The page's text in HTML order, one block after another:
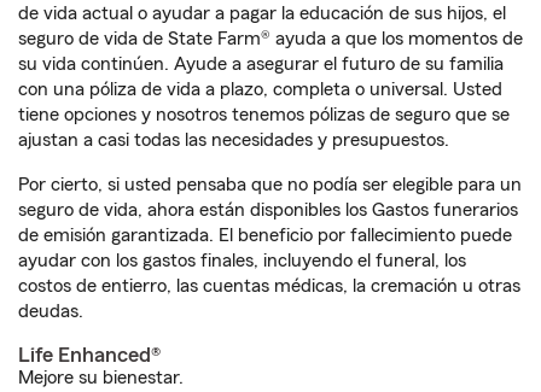
de vida actual o ayudar a pagar la educación de sus hijos, el
seguro de vida de State Farm® ayuda a que los momentos de
su vida continúen. Ayude a asegurar el futuro de su familia
con una póliza de vida a plazo, completa o universal. Usted
tiene opciones y nosotros tenemos pólizas de seguro que se
ajustan a casi todas las necesidades y presupuestos.
Por cierto, si usted pensaba que no podía ser elegible para un
seguro de vida, ahora están disponibles los Gastos funerarios
de emisión garantizada. El beneficio por fallecimiento puede
ayudar con los gastos finales, incluyendo el funeral, los
costos de entierro, las cuentas médicas, la cremación u otras
deudas.
Life Enhanced®
Mejore su bienestar.